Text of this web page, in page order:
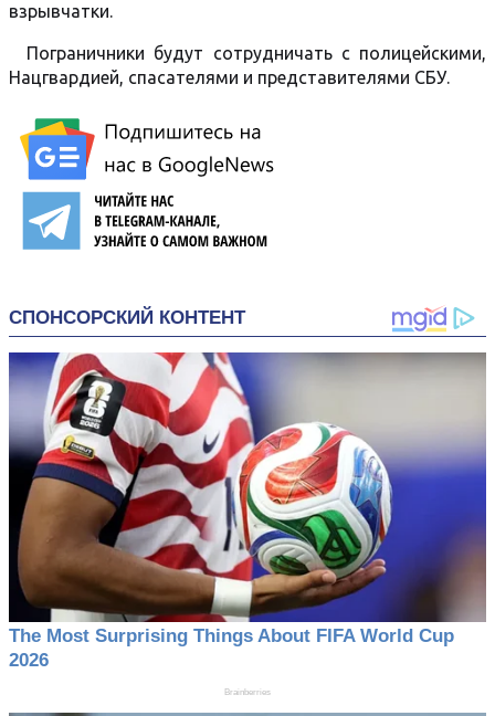
взрывчатки.
Пограничники будут сотрудничать с полицейскими,
Нацгвардией, спасателями и представителями СБУ.